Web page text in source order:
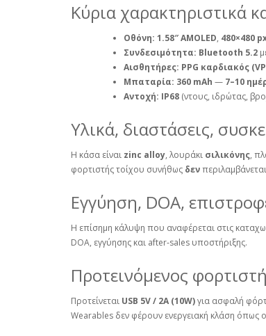
Κύρια χαρακτηριστικά
Οθόνη: 1.58″ AMOLED, 480×480
Συνδεσιμότητα: Bluetooth 5.2
Αισθητήρες: PPG καρδιακός
Μπαταρία: 360 mAh — 7–10
Αντοχή: IP68 (ντους, ιδρώτας,
Υλικά, διαστάσεις,
Η κάσα είναι zinc alloy, λουράκι σιλικόνης,
φορτιστής τοίχου συνήθως δεν
Εγγύηση, DOA,
Η επίσημη κάλυψη που αναφέρεται στις
DOA, εγγύησης και after‑sales υποστήριξης.
Προτεινόμενος
Προτείνεται USB 5V / 2A (10W)για ασφαλή
Wearables δεν φέρουν ενεργειακή κλάση όπως